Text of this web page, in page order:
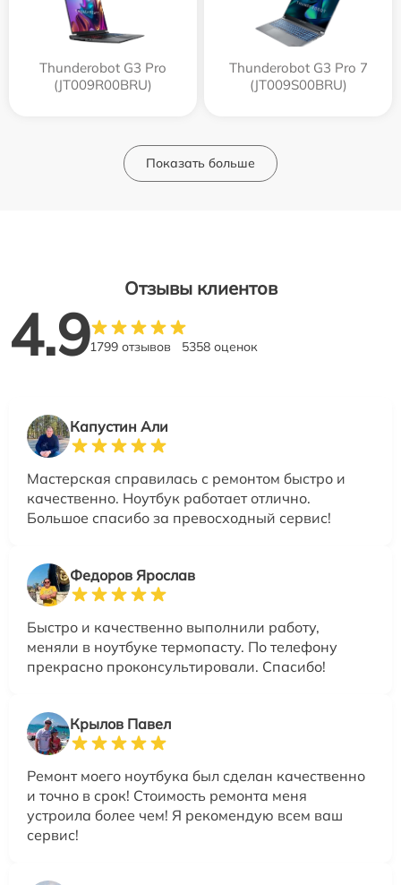
Thunderobot G3 Pro
(JT009R00BRU)
Thunderobot G3 Pro 7
(JT009S00BRU)
Показать больше
Отзывы клиентов
4.91799 отзывов 5358 оценок
Капустин Али
Мастерская справилась с ремонтом быстро и
качественно. Ноутбук работает отлично.
Большое спасибо за превосходный сервис!
Федоров Ярослав
Быстро и качественно выполнили работу,
меняли в ноутбуке термопасту. По телефону
прекрасно проконсультировали. Спасибо!
Крылов Павел
Ремонт моего ноутбука был сделан качественно
и точно в срок! Стоимость ремонта меня
устроила более чем! Я рекомендую всем ваш
сервис!